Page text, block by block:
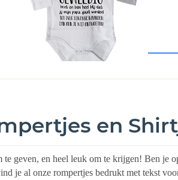
en
te geven, en heel leuk om te krijgen! Ben je
je al onze rompertjes bedrukt met tekst